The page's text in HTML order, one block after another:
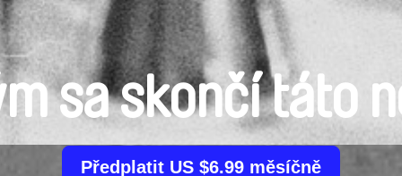
sa skončí táto
Předplatit US $6.99 měsíčně